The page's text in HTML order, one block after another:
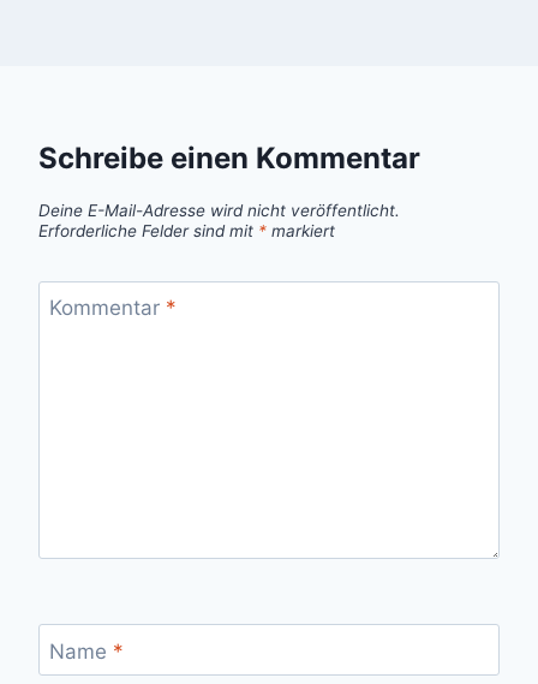
Schreibe einen Kommentar
Deine E-Mail-Adresse wird nicht veröffentlicht.
Erforderliche Felder sind mit * markiert
Kommentar *
Name *